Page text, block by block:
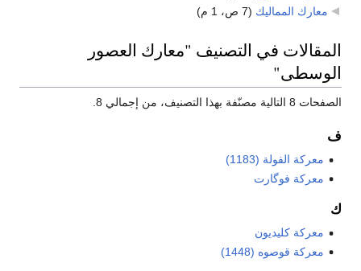
معارك المماليك (7 ص، 1 م)
المقالات في التصنيف "معارك العصور
الوسطى"
الصفحات 8 التالية مصنّفة بهذا التصنيف، من إجمالي 8.
ف
معركة الفولة (1183)
معركة فوگارت
ك
معركة كليديون
معركة قوصوه (1448)